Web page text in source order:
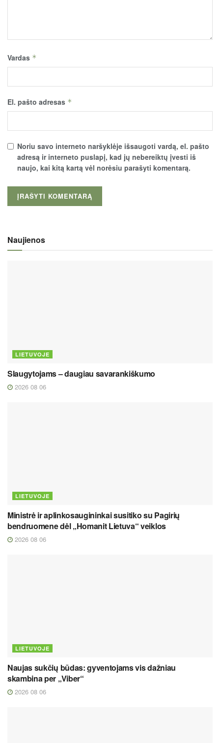
Vardas *
El. pašto adresas *
Noriu savo interneto naršyklėje išsaugoti vardą, el. pašto
adresą ir interneto puslapį, kad jų nebereiktų įvesti iš
naujo, kai kitą kartą vėl norėsiu parašyti komentarą.
Naujienos
LIETUVOJE
Slaugytojams – daugiau savarankiškumo
2026 08 06
LIETUVOJE
Ministrė ir aplinkosaugininkai susitiko su Pagirių
bendruomene dėl „Homanit Lietuva“ veiklos
2026 08 06
LIETUVOJE
Naujas sukčių būdas: gyventojams vis dažniau
skambina per „Viber“
2026 08 06